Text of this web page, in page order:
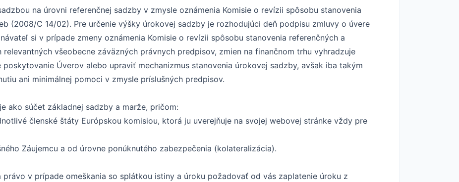
na úrovni referenčnej sadzby v zmysle oznámenia Komisie o revízii spôsobu stanovenia
(2008/C 14/02). Pre určenie výšky úrokovej sadzby je rozhodujúci deň podpisu zmluvy o úvere
si v prípade zmeny oznámenia Komisie o revízii spôsobu stanovenia referenčných a
všeobecne záväzných právnych predpisov, zmien na finančnom trhu vyhradzuje
Úverov alebo upraviť mechanizmus stanovenia úrokovej sadzby, avšak iba takým
ani minimálnej pomoci v zmysle príslušných predpisov.
ako súčet základnej sadzby a marže, pričom:
členské štáty Európskou komisiou, ktorá ju uverejňuje na svojej webovej stránke vždy pre
Záujemcu a od úrovne ponúknutého zabezpečenia (kolateralizácia).
právo v prípade omeškania so splátkou istiny a úroku požadovať od vás zaplatenie úroku z